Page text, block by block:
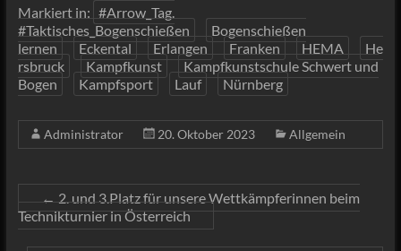
Markiert in: #Arrow_Tag.
#Taktisches_Bogenschießen
Bogenschießen
lernen
Eckental Erlangen Franken HEMA
He
rsbruck
Kampfkunst
Kampfkunstschule Schwert und
Bogen
Kampfsport Lauf Nürnberg
Administrator 20. Oktober 2023 Allgemein
←2. und 3.Platz für unsere Wettkämpferinnen beim
Technikturnier in Österreich